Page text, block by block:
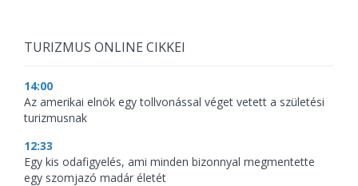
TURIZMUS ONLINE CIKKEI
14:00
Az amerikai elnök egy tollvonással véget vetett a születési
turizmusnak
12:33
Egy kis odafigyelés, ami minden bizonnyal megmentette
egy szomjazó madár életét